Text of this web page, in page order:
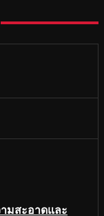
มสะอาดและ